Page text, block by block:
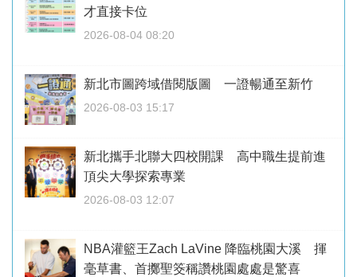
才直接卡位
2026-08-04 08:20
新北市圖跨域借閱版圖 一證暢通至新竹
2026-08-03 15:17
新北攜手北聯大四校開課 高中職生提前進
頂尖大學探索專業
2026-08-03 12:07
NBA灌籃王Zach LaVine 降臨桃園大溪 揮
毫草書、首擲聖筊稱讚桃園處處是驚喜